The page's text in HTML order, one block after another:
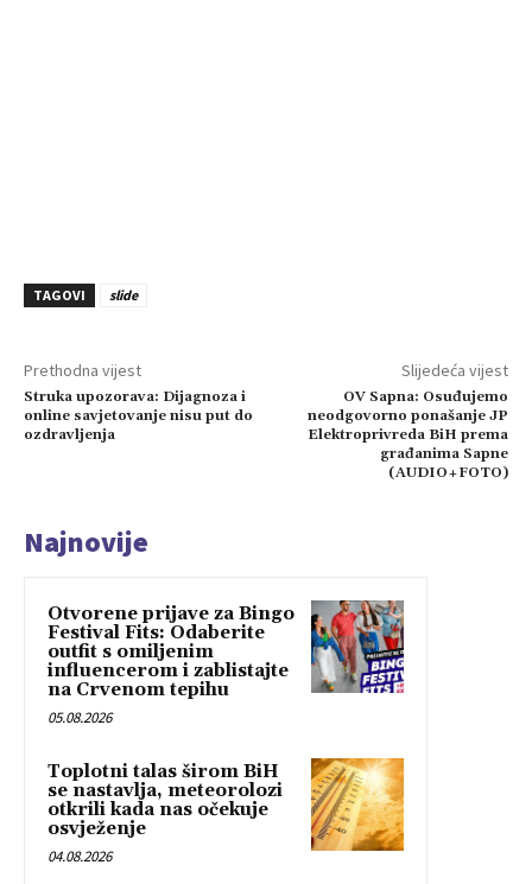
TAGOVI slide
Prethodna vijest
Struka upozorava: Dijagnoza i
online savjetovanje nisu put do
ozdravljenja
Slijedeća vijest
OV Sapna: Osuđujemo
neodgovorno ponašanje JP
Elektroprivreda BiH prema
građanima Sapne
(AUDIO+FOTO)
Najnovije
Otvorene prijave za Bingo
Festival Fits: Odaberite
outfit s omiljenim
influencerom i zablistajte
na Crvenom tepihu
05.08.2026
Toplotni talas širom BiH
se nastavlja, meteorolozi
otkrili kada nas očekuje
osvježenje
04.08.2026